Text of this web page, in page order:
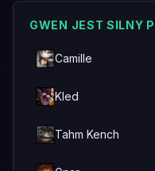
GWEN JEST SILNY
Camille
Kled
Tahm Kench